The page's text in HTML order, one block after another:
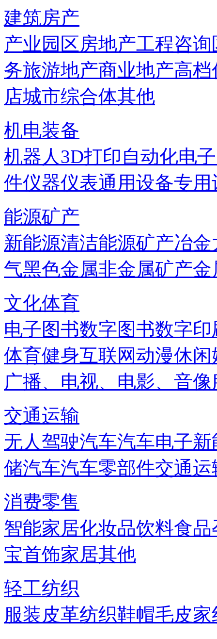
建筑房产
产业园区房地产工程咨询
务旅游地产商业地产高档
店城市综合体其他
机电装备
机器人3D打印自动化电
件仪器仪表通用设备专用
能源矿产
新能源清洁能源矿产冶金
气黑色金属非金属矿产金
文化体育
电子图书数字图书数字印
体育健身互联网动漫休闲
广播、电视、电影、音像
交通运输
无人驾驶汽车汽车电子新
储汽车汽车零部件交通
消费零售
智能家居化妆品饮料食品
宝首饰家居其他
轻工纺织
服装皮革纺织鞋帽毛皮家